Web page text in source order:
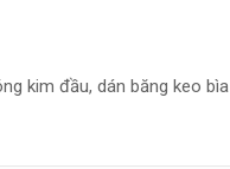
kim đầu, dán băng keo bìa